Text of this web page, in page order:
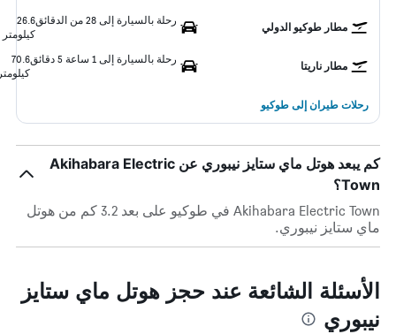
مطار طوكيو الدولي
رحلة بالسيارة إلى 28 من الدقائق
26.6
كيلومتر
مطار ناريتا
رحلة بالسيارة إلى 1 ساعة 5 دقائق
70.6
رحلات طيران إلى طوكيو
كم يبعد هوتل ماي ستايز نيبوري عن Akihabara Electric
Town؟
Akihabara Electric Town في طوكيو على بعد 3.2 كم من هوتل
ماي ستايز نيبوري.
الأسئلة الشائعة عند حجز هوتل ماي ستايز
نيبوري